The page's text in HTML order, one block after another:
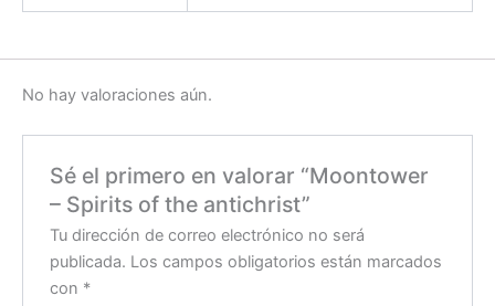
No hay valoraciones aún.
Sé el primero en valorar “Moontower
– Spirits of the antichrist”
Tu dirección de correo electrónico no será
publicada. Los campos obligatorios están marcados
con *